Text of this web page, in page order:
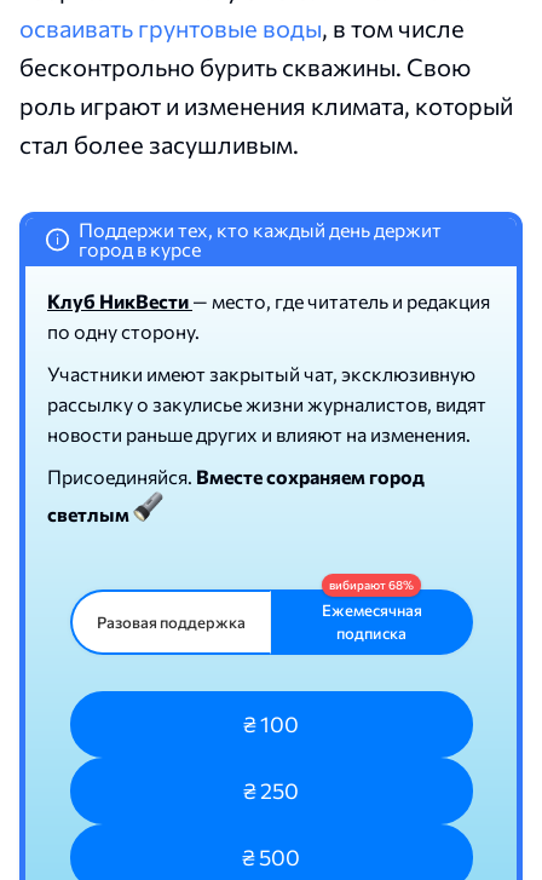
осваивать грунтовые воды, в том числе
бесконтрольно бурить скважины. Свою
роль играют и изменения климата, который
стал более засушливым.
i
Поддержи тех, кто каждый день держит
город в курсе
Клуб НикВести — место, где читатель и редакция
по одну сторону.
Участники имеют закрытый чат, эксклюзивную
рассылку о закулисье жизни журналистов, видят
новости раньше других и влияют на изменения.
Присоединяйся. Вместе сохраняем город
светлым
Разовая поддержка
Ежемесячная
подписка
₴ 100
₴ 250
₴ 500